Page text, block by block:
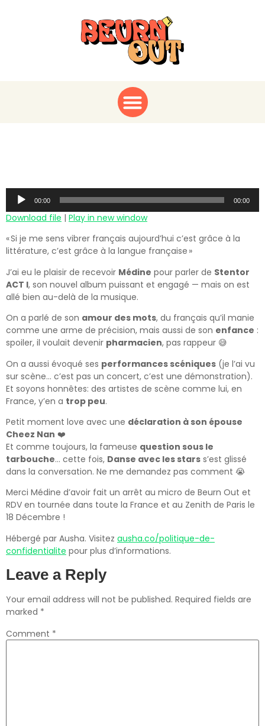
Audio
Player
00:00 00:00
Download file | Play in new window
« Si je me sens vibrer français aujourd’hui c’est grâce à la
littérature, c’est grâce à la langue française »
J’ai eu le plaisir de recevoir Médine pour parler de Stentor
ACT I, son nouvel album puissant et engagé — mais on est
allé bien au-delà de la musique.
On a parlé de son amour des mots, du français qu’il manie
comme une arme de précision, mais aussi de son enfance :
spoiler, il voulait devenir pharmacien, pas rappeur 😅
On a aussi évoqué ses performances scéniques (je l’ai vu
sur scène… c’est pas un concert, c’est une démonstration).
Et soyons honnêtes: des artistes de scène comme lui, en
France, y’en a trop peu.
Petit moment love avec une déclaration à son épouse
Cheez Nan ❤️
Et comme toujours, la fameuse question sous le
tarbouche… cette fois, Danse avec les stars s’est glissé
dans la conversation. Ne me demandez pas comment 😭
Merci Médine d’avoir fait un arrêt au micro de Beurn Out et
RDV en tournée dans toute la France et au Zenith de Paris le
18 Décembre !
Hébergé par Ausha. Visitez ausha.co/politique-de-
confidentialite pour plus d’informations.
Leave a Reply
Your email address will not be published. Required fields are
marked *
Comment *